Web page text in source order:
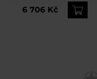
6 706 Kč